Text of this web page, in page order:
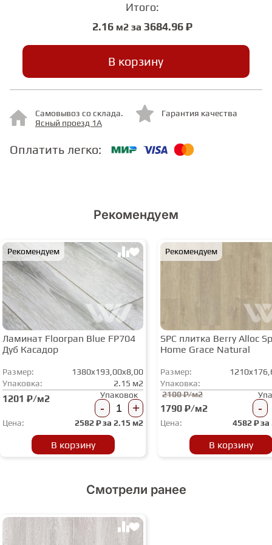
СТУПЕНИ
МИНЕРАЛЬНО-КАМЕННЫЙ
ЛАМИНАТ MSPC
ЛАМИНАТ SWF
Итого:
2.16м2 за 3684.96 ₽
В корзину
Самовывоз со склада.
Ясный проезд 1А
Гарантия качества
Оплатить легко:
Рекомендуем
Рекомендуем
Ламинат Floorpan Blue FP704
Дуб Касадор
Размер:
1380x193,00x8,00
Упаковка:
2.15 м2
1201 ₽/м2 Упаковок
- +
Цена: 2582₽ за 2.15 м2
В корзину
Рекомендуем
SPC плитка Berry Alloc
Home Grace Natural
Размер:
Упаковка:
2100 ₽/м2
1790 ₽/м2 -
Цена: 4582₽ за
В корзину
Смотрели ранее